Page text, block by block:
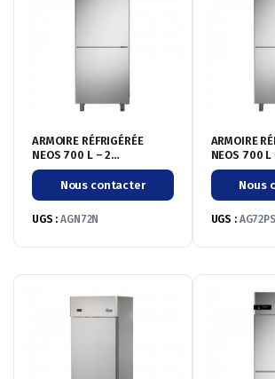
ARMOIRE RÉFRIGÉRÉE
NEOS 700 L – 2
PROTILLONS – NÉGATIVE
-20°/-10°CNous contacter
UGS : AGN72N
ARMOIRE
NEOS 700 L
-2°/+8°C –
Nous
UGS :